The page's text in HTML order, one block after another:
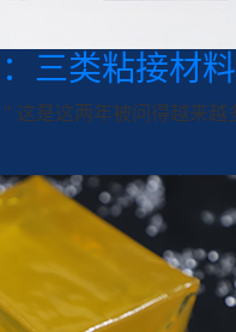
三类粘接材
这是这两年被问得越来